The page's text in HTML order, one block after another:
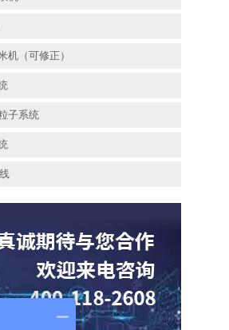
（可修正）
子系统